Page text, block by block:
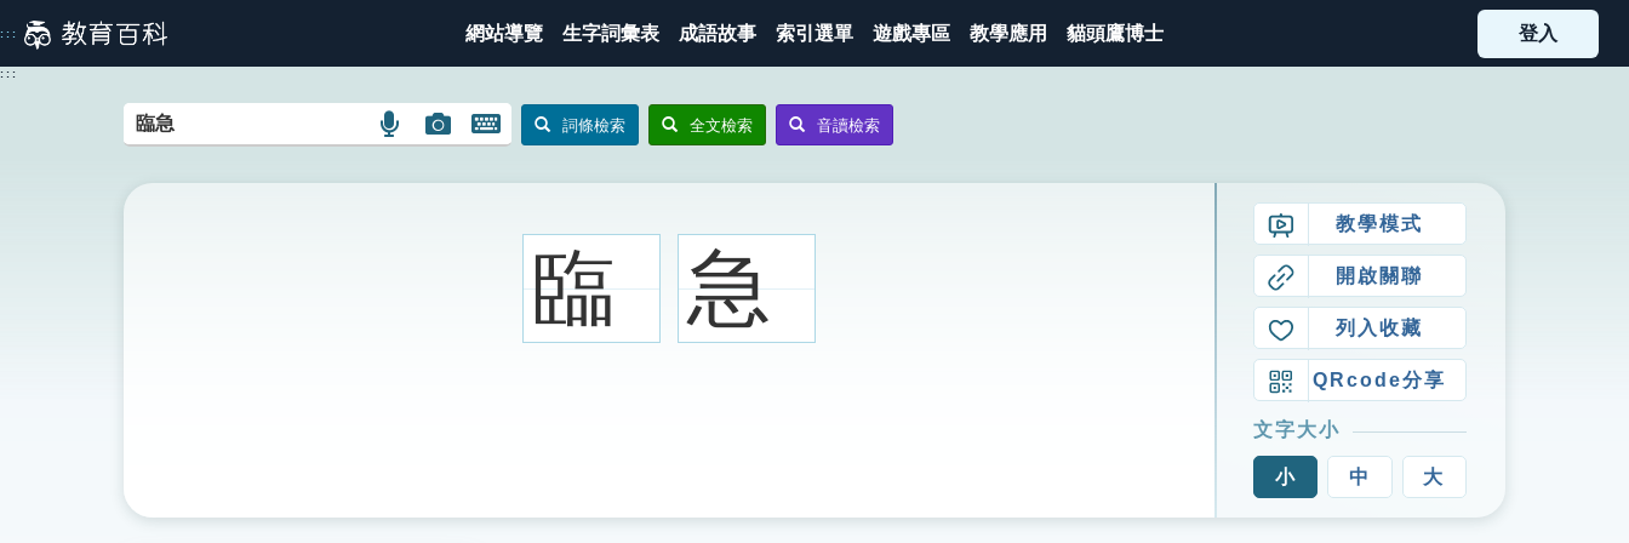
到
主
::: 網站導覽 生字詞彙表 成語故事 索引選單 遊戲專區 教學應用 貓頭鷹博士 登入
:::
語
搜
圖
搜
開
鍵
詞條檢索 全文檢索 音讀檢索
臨 急
教學模式
開啟關聯
列入收藏
QRcode分享
文字大小
小 中 大